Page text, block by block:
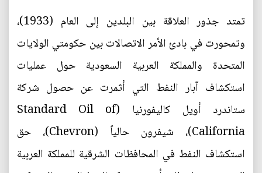
تمتد جذور العلاقة بين البلدين إلى العام (1933)،
وتمحورت في بادئ الأمر الاتصالات بين حكومتي الولايات
المتحدة والمملكة العربية السعودية حول عمليات
استكشاف آبار النفط التي أثمرت عن حصول شركة
ستاندرد أويل كاليفورنيا (Standard Oil of
California)، شيفرون حالياً (Chevron)، حق
استكشاف النفط في المحافظات الشرقية للمملكة العربية